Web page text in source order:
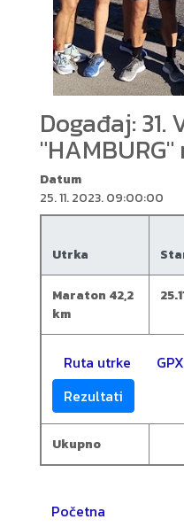
Događaj: 31.
Datum
25. 11. 2023. 09:00:00
Utrka
Maraton 42,2
km
Ruta utrke
Rezultati
Ukupno
Početna